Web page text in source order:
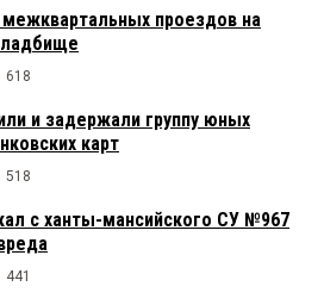
проездов на
618
и задержали группу юных
карт
518
с ханты-мансийского СУ №967
441